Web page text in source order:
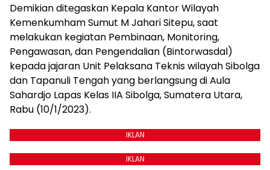
Demikian ditegaskan Kepala Kantor Wilayah
Kemenkumham Sumut M Jahari Sitepu, saat
melakukan kegiatan Pembinaan, Monitoring,
Pengawasan, dan Pengendalian (Bintorwasdal)
kepada jajaran Unit Pelaksana Teknis wilayah Sibolga
dan Tapanuli Tengah yang berlangsung di Aula
Sahardjo Lapas Kelas IIA Sibolga, Sumatera Utara,
Rabu (10/1/2023).
IKLAN
IKLAN